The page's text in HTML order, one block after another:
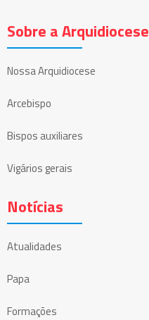
Sobre a Arquidiocese
Nossa Arquidiocese
Arcebispo
Bispos auxiliares
Vigários gerais
Notícias
Atualidades
Papa
Formações